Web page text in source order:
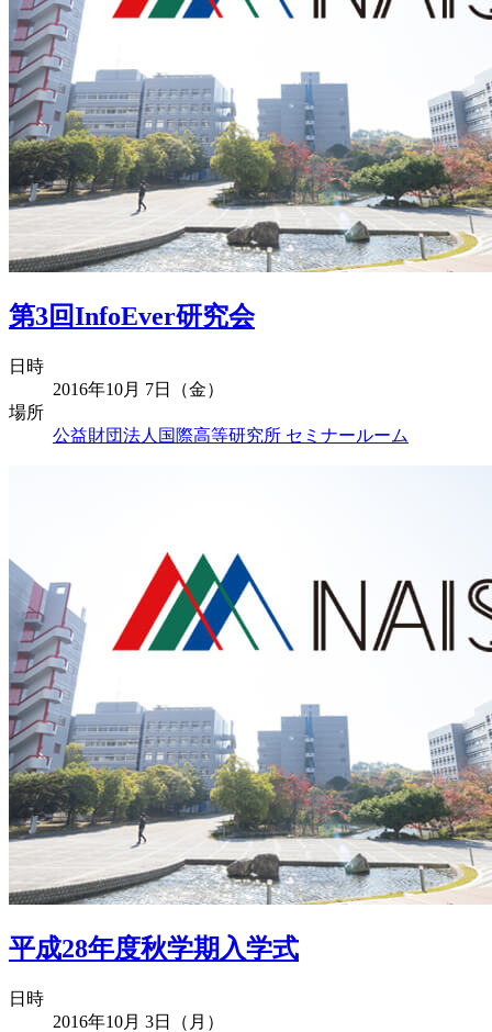
第3回InfoEver研究会
日時
2016年10月 7日（金）
場所
公益財団法人国際高等研究所 セミナールーム
平成28年度秋学期入学式
日時
2016年10月 3日（月）